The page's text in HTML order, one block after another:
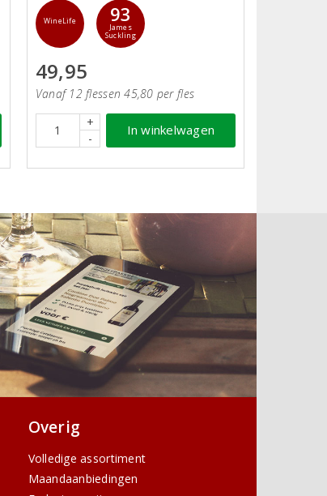
WineLife 93
James
Suckling
49,95
Vanaf 12 flessen 45,80 per fles
+
-
In winkelwagen
Overig
Volledige assortiment
Maandaanbiedingen